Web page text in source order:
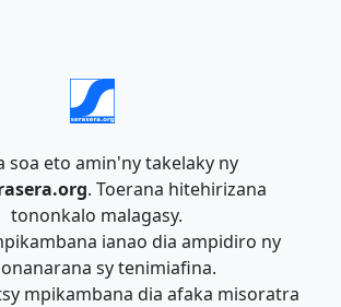
soa eto amin'ny takelaky ny
. Toerana hitehirizana
tononkalo malagasy.
ianao dia ampidiro ny
sy tenimiafina.
mpikambana dia afaka misoratra